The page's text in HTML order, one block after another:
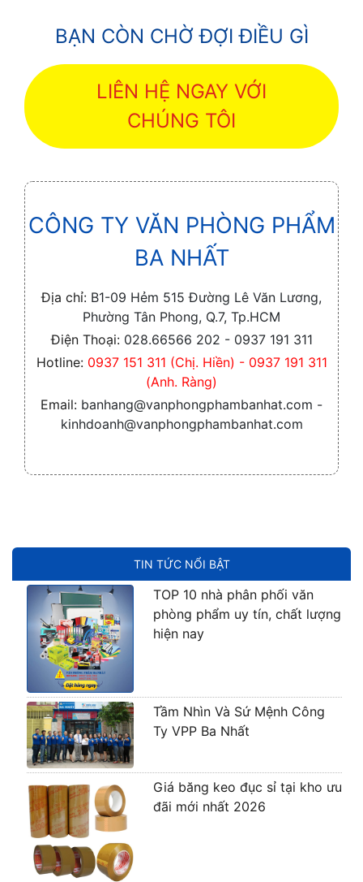
TIN TỨC NỔI BẬT
TOP 10 nhà phân phối văn
phòng phẩm uy tín, chất lượng
hiện nay
Tầm Nhìn Và Sứ Mệnh Công
Ty VPP Ba Nhất
Giá băng keo đục sỉ tại kho ưu
đãi mới nhất 2026
BẠN CÒN CHỜ ĐỢI ĐIỀU GÌ
LIÊN HỆ NGAY VỚI
CHÚNG TÔI
CÔNG TY VĂN PHÒNG PHẨM
BA NHẤT
Địa chỉ: B1-09 Hẻm 515 Đường Lê Văn Lương,
Phường Tân Phong, Q.7, Tp.HCM
Điện Thoại: 028.66566 202 - 0937 191 311
Hotline: 0937 151 311 (Chị. Hiền) - 0937 191 311
(Anh. Ràng)
Email: banhang@vanphongphambanhat.com -
kinhdoanh@vanphongphambanhat.com